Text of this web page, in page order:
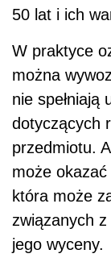
50 lat i ich
W praktyce
można
nie spełniają
dotyczących
przedmiotu.
może
która może
związanych
jego wyceny.